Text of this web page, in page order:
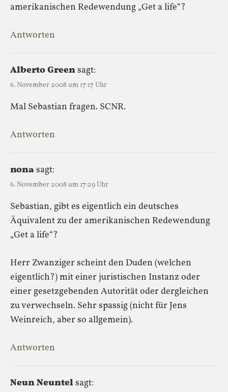
amerikanischen Redewendung „Get a life“?
Antworten
Alberto Greensagt:
6. November 2008 um 17:17 Uhr
Mal Sebastian fragen. SCNR.
Antworten
nonasagt:
6. November 2008 um 17:29 Uhr
Sebastian, gibt es eigentlich ein deutsches
Äquivalent zu der amerikanischen Redewendung
„Get a life“?
Herr Zwanziger scheint den Duden (welchen
eigentlich?) mit einer juristischen Instanz oder
einer gesetzgebenden Autorität oder dergleichen
zu verwechseln. Sehr spassig (nicht für Jens
Weinreich, aber so allgemein).
Antworten
Neun Neuntelsagt: